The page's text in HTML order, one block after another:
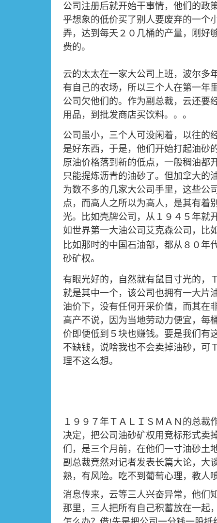
公司注册后就开始干事情，他们的政
乎想象的低价买了别人要废弃的一个
弄，达到每天２０几桶的产量，刚好
费的。
云的太太在一家大公司上班，波尔多
有自己的农场，所以三个人在第一年
公司欠他们的。作为副总裁，云还要
用品，到批发商店买饮料。。。
公司虽小，三个人可没闲着，以往的
是好东西，于是，他们开始打起油砂
原油价格落到新的低点，一般稠油都
只能提炼沥青的油砂了。但加拿大的
为数不多的几家大公司手里，这些公
点，而高人之所以为高人，是其有着
光。比如壳牌公司，从１９４５年就
如世界第一大油公司艾克森公司，比
比如那时的中国石油部，都从８０年
砂矿权。
有眼光好的，自然就有鼠目寸光的，
就是其中一个，该公司也拥有一大片
油价下，没有任何开采价值，而其在
高产不说，因为当地劳动力便宜，每
价即便低到５块也赚钱。要是我们有
不缺钱，说啥我也不会卖掉油砂，可
理不这么想。
１９９７年ＴＡＬＩＳＭＡＮ的总裁
决定，把公司油砂矿权用竞标形式卖
们，是三个月前，在他们一寸油砂土
副总裁竟然对记者发表长篇大论，大
熟，有风险。吃不到葡萄心理，教人
消息传来，云等三人兴奋异常，他们
那里，三人把所有自己积蓄放在一起